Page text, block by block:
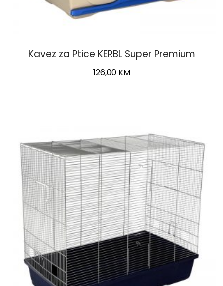
Kavez za Ptice KERBL Super Premium
126,00 KM